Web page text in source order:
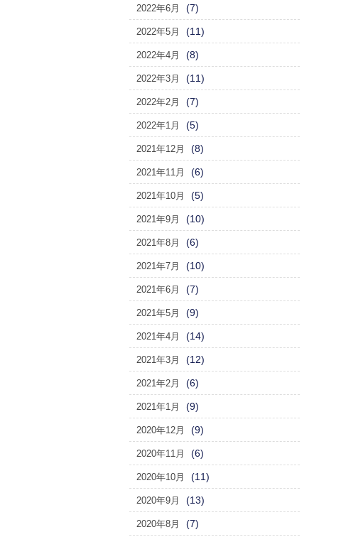
2022年6月 (7)
2022年5月 (11)
2022年4月 (8)
2022年3月 (11)
2022年2月 (7)
2022年1月 (5)
2021年12月 (8)
2021年11月 (6)
2021年10月 (5)
2021年9月 (10)
2021年8月 (6)
2021年7月 (10)
2021年6月 (7)
2021年5月 (9)
2021年4月 (14)
2021年3月 (12)
2021年2月 (6)
2021年1月 (9)
2020年12月 (9)
2020年11月 (6)
2020年10月 (11)
2020年9月 (13)
2020年8月 (7)